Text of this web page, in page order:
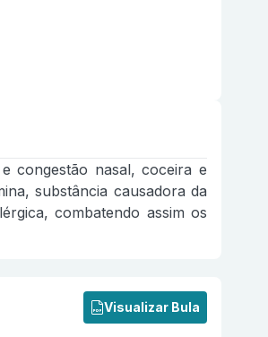
congestão nasal, coceira e
substância causadora da
combatendo assim os
Visualizar Bula